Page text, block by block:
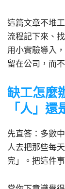
這篇文章不堆
流程記下來、
用小實驗導入
留在公司，而
缺工怎麼
「人」還
先直答：多數
人去把那些每
完」。把這件